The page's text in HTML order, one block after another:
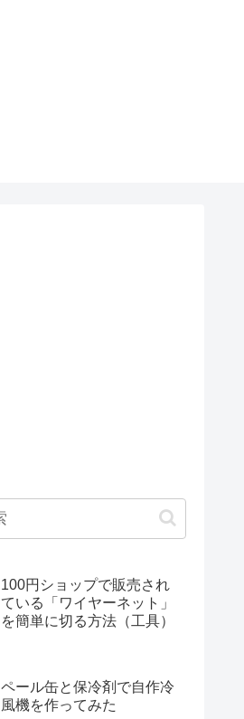
100円ショップで販売され
ている「ワイヤーネット」
を簡単に切る方法（工具）
ペール缶と保冷剤で自作冷
風機を作ってみた